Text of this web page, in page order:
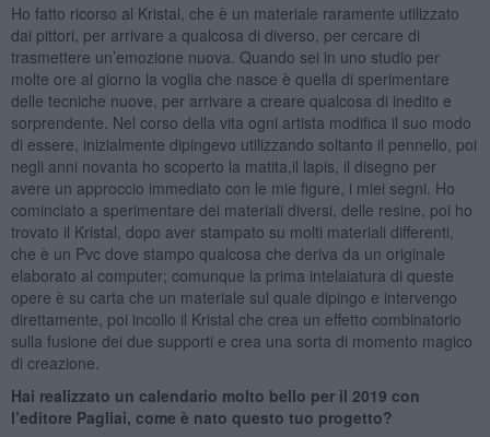
Ho fatto ricorso al Kristal, che è un materiale raramente utilizzato
dai pittori, per arrivare a qualcosa di diverso, per cercare di
trasmettere un’emozione nuova. Quando sei in uno studio per
molte ore al giorno la voglia che nasce è quella di sperimentare
delle tecniche nuove, per arrivare a creare qualcosa di inedito e
sorprendente. Nel corso della vita ogni artista modifica il suo modo
di essere, inizialmente dipingevo utilizzando soltanto il pennello, poi
negli anni novanta ho scoperto la matita,il lapis, il disegno per
avere un approccio immediato con le mie figure, i miei segni. Ho
cominciato a sperimentare dei materiali diversi, delle resine, poi ho
trovato il Kristal, dopo aver stampato su molti materiali differenti,
che è un Pvc dove stampo qualcosa che deriva da un originale
elaborato al computer; comunque la prima intelaiatura di queste
opere è su carta che un materiale sul quale dipingo e intervengo
direttamente, poi incollo il Kristal che crea un effetto combinatorio
sulla fusione dei due supporti e crea una sorta di momento magico
di creazione.
Hai realizzato un calendario molto bello per il 2019 con
l’editore Pagliai, come è nato questo tuo progetto?